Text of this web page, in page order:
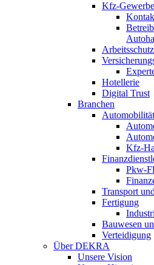
Kfz-Gewerbe
Hotellerie
Digital Trust
Branchen
Automobilität
Kfz-
Transport
Fertigung
Bauwesen
Verteidigung
Über DEKRA
Unsere Vision